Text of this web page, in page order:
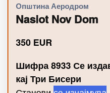
Општина Аеродром
Nasiot Nov Dom
350 EUR
Шифра 8933 Се
кај Три Бисери